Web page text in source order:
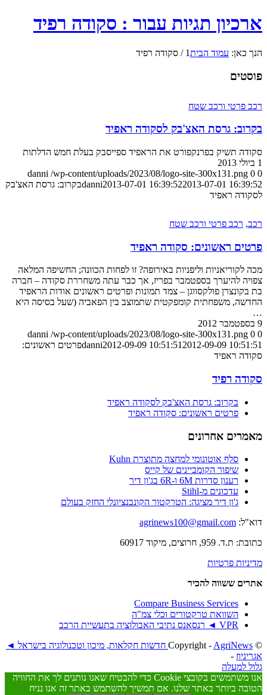
ארכיון תגיות עבור : סקודה רפיד
הנך כאן: עמוד הבית1
/ סקודה רפיד
פוסטים
רכב פרטי ורכב שטח
בקרוב: גרסת האצ'בק לסקודה ראפיד
סקודה תשיק בפרנקפורט את הראפיד ספייסבק בעלת חמש הדלתות
1 ביולי 2013
0
0
danni /wp-content/uploads/2023/08/logo-site-300x131.png
danni2013-07-01 16:39:522013-07-01 16:39:52
בקרוב: גרסת האצ'בק
לסקודה ראפיד
רכב, רכב פרטי ורכב שטח
פרטים ראשונים: סקודה ראפיד
מכה לקוריאניות וליפניות באירופה? זו לפחות הכוונה; החשיפה המלאה
צפויה להיערך בספטמבר בפריז, אך כבר עתה משחררת סקודה – חברה
בת בקונצרן פולקסווגן – צמד תמונות ופרטים ראשונים אודות הראפיד
החדשה, משפחתית קומפקטית שתמוצב בין הפאביה (שעל בסיסה היא
…
9 בספטמבר 2012
0
0
danni /wp-content/uploads/2023/08/logo-site-300x131.png
danni2012-09-09 10:51:512012-09-09 10:51:51
פרטים ראשונים:
סקודה ראפיד
סקודה רפיד
בקרוב: גרסת האצ'בק לסקודה ראפיד
פרטים ראשונים: סקודה ראפיד
מאמרים אחרונים
סלף אוטונומי למחצה מתוצרת Kuhn
שיפור הקומביינים של קייס
רענון סדרות 6M ו-6R בג'ון דיר
עדכונים מ-Stihl
ג'ון דיר מציגה: הטרקטור הקונבנציונלי החזק בעולם
דוא"ל: agrinews100@gmail.com
כתובת: ת.ד. 959, חרוצים, מיקוד 60917
מדיניות פרטיות
אתרים ששווה להכיר
Compare Business Services
השוואת טרקטורים וכלי צמ"ה
VPR ◄ רנסאנס נתיבי האבולוציה בתעשיית הרכב
© ‫Copyright -
AgriNews חדשות חקלאות, מיכון וטכנולוגיה בישראל ◄
אגריניוז -
גלול למעלה
אנו משתמשים בקובצי Cookie כדי להבטיח שאנו נותנים לך את החוויה
הטובה ביותר באתר שלנו. אם תמשיך להשתמש באתר זה אנו נניח